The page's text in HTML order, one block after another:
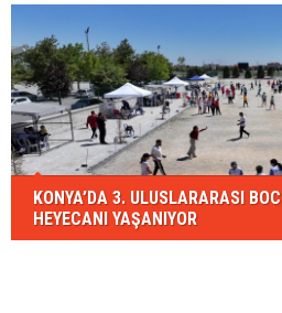
KONYA’DA 3. ULUSLARARASI
HEYECANI YAŞANIYOR